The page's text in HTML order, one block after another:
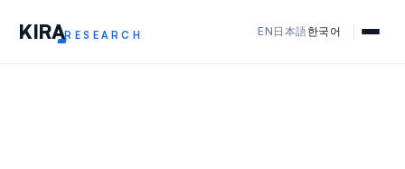
KIRARESEARCH EN 日本語한국어